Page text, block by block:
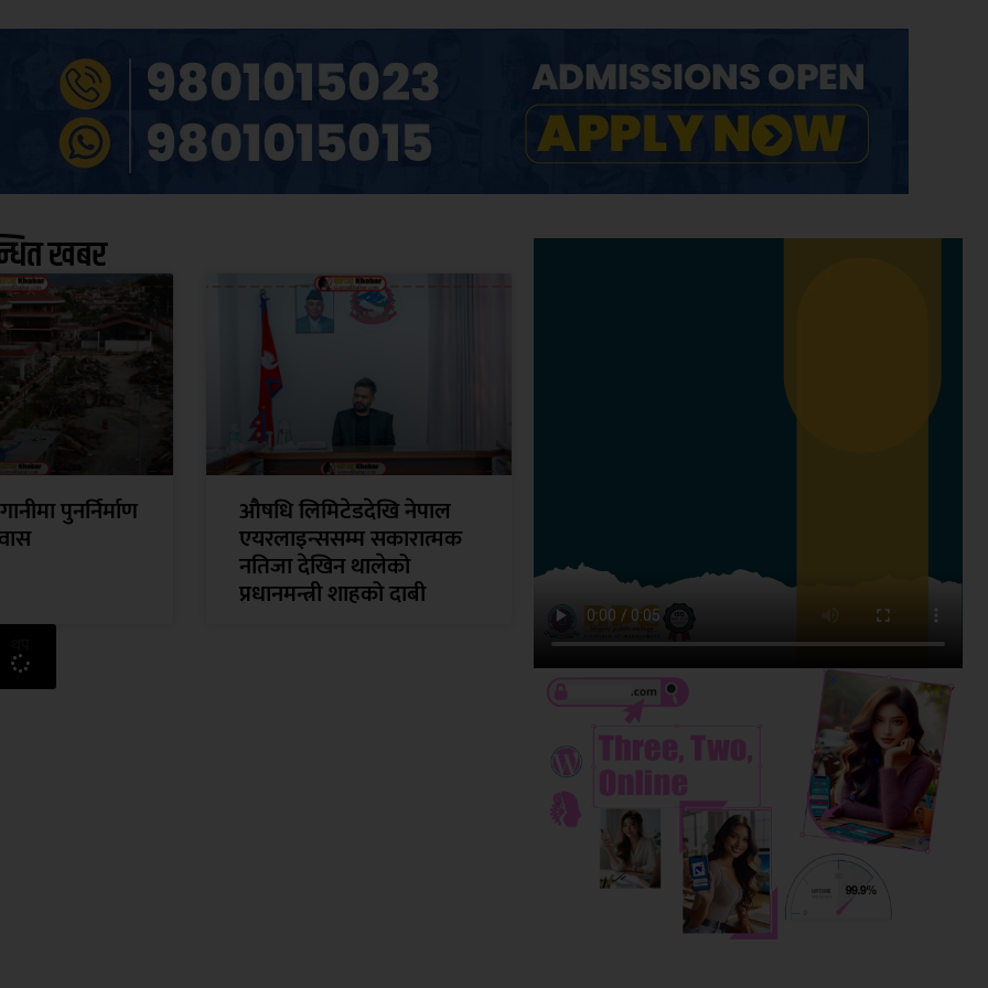
खबर
पुनर्निर्माण औषधि लिमिटेडदेखि नेपाल
एयरलाइन्ससम्म सकारात्मक
नतिजा देखिन थालेको
प्रधानमन्त्री शाहको दाबी